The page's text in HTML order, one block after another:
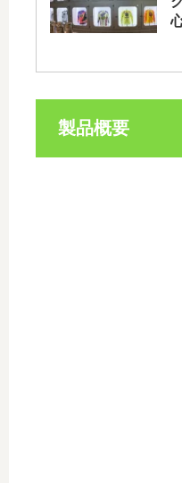
製品概要